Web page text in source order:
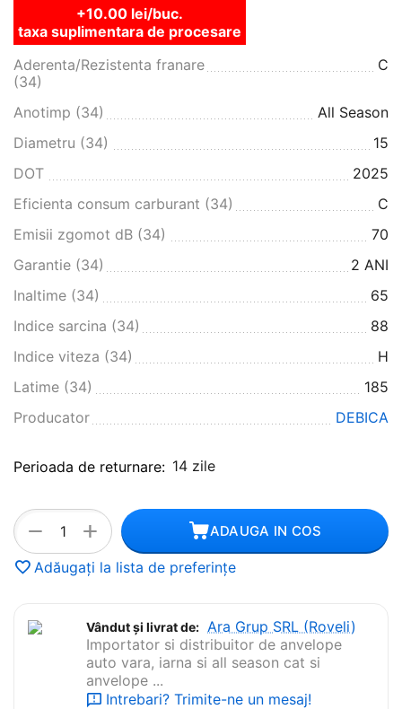
+10.00 lei/buc.
taxa suplimentara de procesare
Aderenta/Rezistenta franare
(34)
C
Anotimp (34)
All Season
Diametru (34)
15
DOT
2025
Eficienta consum carburant (34)
C
Emisii zgomot dB (34)
70
Garantie (34)
2 ANI
Inaltime (34)
65
Indice sarcina (34)
88
Indice viteza (34)
H
Latime (34)
185
Producator
DEBICA
Perioada de returnare: 14 zile
+
− ADAUGA IN COS
Adăugați la lista de preferințe
Vândut și livrat de: Ara Grup SRL (Roveli)
Importator si distribuitor de anvelope
auto vara, iarna si all season cat si
anvelope ...
Intrebari? Trimite-ne un mesaj!